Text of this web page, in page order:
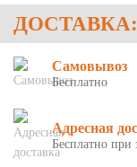
ДОСТАВКА:
Самовывоз
Бесплатно
Адресная
Бесплатно при